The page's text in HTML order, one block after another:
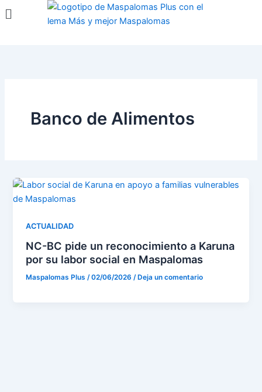
Menú
Banco de Alimentos
ACTUALIDAD
NC-BC pide un reconocimiento a Karuna
por su labor social en Maspalomas
Maspalomas Plus/02/06/2026/ Deja un comentario